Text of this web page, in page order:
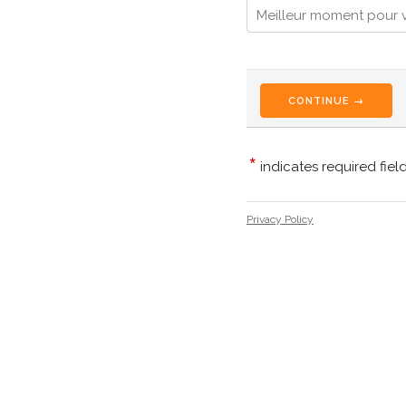
CONTINUE →
* indicates required
Privacy Policy